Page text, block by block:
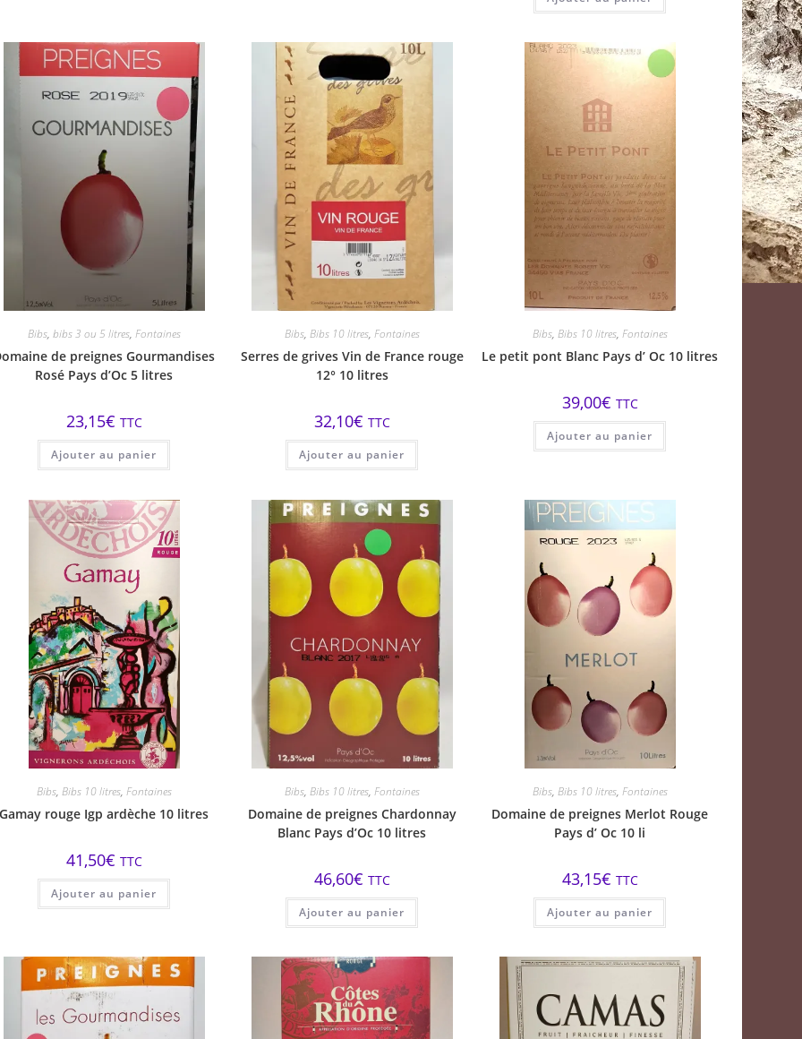
Bibs, bibs 3 ou 5 litres, Fontaines
de preignes Gourmandises
Rosé Pays d’Oc 5 litres
23,15€ TTC
Ajouter au panier
Bibs, Bibs 10 litres, Fontaines
Serres de grives Vin de France rouge
12° 10 litres
32,10€ TTC
Ajouter au panier
Bibs, Bibs 10 litres, Fontaines
Le petit pont Blanc Pays d’ Oc 10 litres
39,00€ TTC
Ajouter au panier
Bibs, Bibs 10 litres, Fontaines
Gamay rouge Igp ardèche 10 litres
41,50€ TTC
Ajouter au panier
Bibs, Bibs 10 litres, Fontaines
Domaine de preignes Chardonnay
Blanc Pays d’Oc 10 litres
46,60€ TTC
Ajouter au panier
Bibs, Bibs 10 litres, Fontaines
Domaine de preignes Merlot Rouge
Pays d’ Oc 10 li
43,15€ TTC
Ajouter au panier